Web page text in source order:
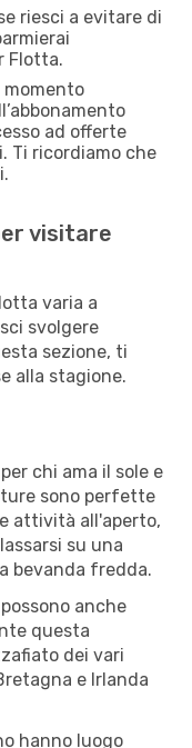
riesci a evitare di
Flotta.
momento
ad offerte
Ti ricordiamo che
visitare
varia a
svolgere
sezione, ti
alla stagione.
chi ama il sole e
sono perfette
attività all'aperto,
su una
bevanda fredda.
anche
questa
dei vari
e Irlanda
hanno luogo